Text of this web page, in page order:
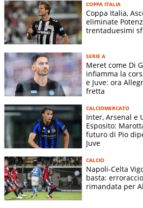
COPPA ITALIA
Coppa Italia,
eliminate
trentaduesimi
SERIE A
Meret come Di
infiamma la
e Juve: ora
fretta
CALCIOMERCATO
Inter, Arsenal e
Esposito:
futuro di Pio
Juve
CALCIO
Napoli-Celta
basta:
rimandata per